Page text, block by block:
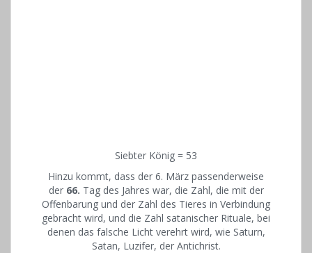
Siebter König = 53
Hinzu kommt, dass der 6. März passenderweise
der 66. Tag des Jahres war, die Zahl, die mit der
Offenbarung und der Zahl des Tieres in Verbindung
gebracht wird, und die Zahl satanischer Rituale, bei
denen das falsche Licht verehrt wird, wie Saturn,
Satan, Luzifer, der Antichrist.